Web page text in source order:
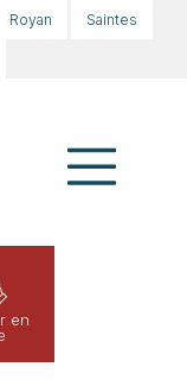
Royan Saintes
en